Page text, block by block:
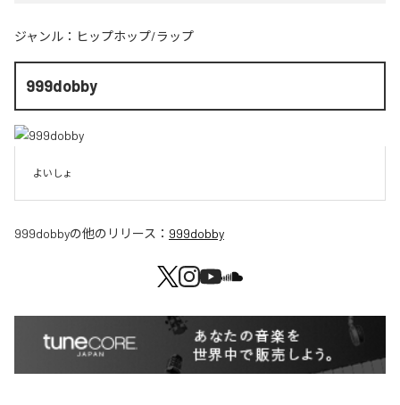
ジャンル： ヒップホップ/ラップ
999dobby
よいしょ
999dobbyの他のリリース： 999dobby